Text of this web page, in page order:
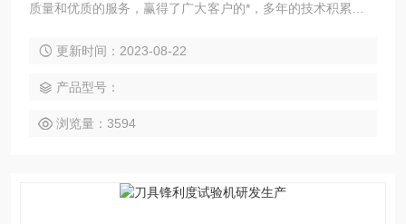
质量和优质的服务，赢得了广大客户的*，多年的技术积累和沉
复购的客户都比较多，感谢新老客户的关照和支持。
更新时间：2023-08-22
产品型号：
浏览量：3594